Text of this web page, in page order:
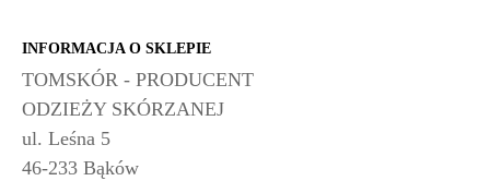
INFORMACJA O SKLEPIE
TOMSKÓR - PRODUCENT
ODZIEŻY SKÓRZANEJ
ul. Leśna 5
46-233 Bąków